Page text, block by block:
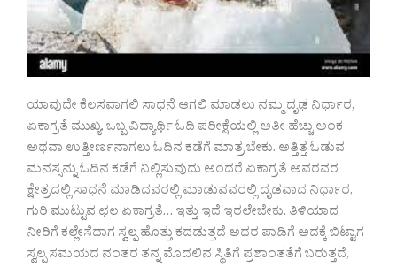
ಯಾವುದೇ ಕೆಲಸವಾಗಲಿ ಸಾಧನೆ ಆಗಲಿ ಮಾಡಲು ನಮ್ಮ ದೃಢ ನಿರ್ಧಾರ,
ಏಕಾಗ್ರತೆ ಮುಖ್ಯ. ಒಬ್ಬ ವಿದ್ಯಾರ್ಥಿ ಓದಿ ಪರೀಕ್ಷೆಯಲ್ಲಿ ಅತೀ ಹೆಚ್ಚು ಅಂಕ
ಅಥವಾ ಉತ್ತೀರ್ಣನಾಗಲು ಓದಿನ ಕಡೆಗೆ ಮಾತ್ರ ಬೇಕು. ಅತ್ತಿತ್ತ ಓಡುವ
ಮನಸ್ಸನ್ನು ಓದಿನ ಕಡೆಗೆ ನಿಲ್ಲಿಸುವುದು ಅಂದರೆ ಏಕಾಗ್ರತೆ ಅವರವರ
ಕ್ಷೇತ್ರದಲ್ಲಿ ಸಾಧನೆ ಮಾಡಿದವರಲ್ಲಿ ಮಾಡುವವರಲ್ಲಿ ದೃಢವಾದ ನಿರ್ಧಾರ,
ಗುರಿ ಮುಟ್ಟುವ ಛಲ ಏಕಾಗ್ರತೆ… ಇತ್ತು ಇದೆ ಇರಲೇಬೇಕು. ತಿಳಿಯಾದ
ನೀರಿಗೆ ಕಲ್ಲೇಸೆದಾಗ ಸ್ವಲ್ಪ ಹೊತ್ತು ಕದಡುತ್ತದೆ ಅದರ ಪಾಡಿಗೆ ಅದಕ್ಕೆ ಬಿಟ್ಟಾಗ
ಸ್ವಲ್ಪ ಸಮಯದ ನಂತರ ತನ್ನ ಮೊದಲಿನ ಸ್ಥಿತಿಗೆ ಪ್ರಶಾಂತತೆಗೆ ಬರುತ್ತದೆ,